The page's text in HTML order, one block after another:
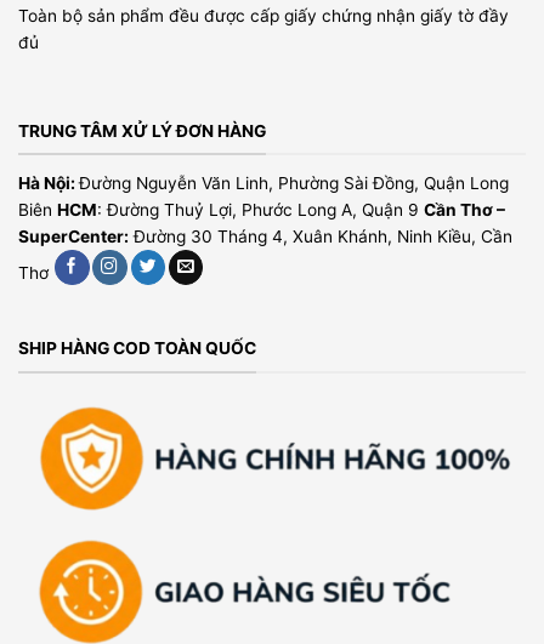
Toàn bộ sản phẩm đều được cấp giấy chứng nhận giấy tờ đầy
đủ
TRUNG TÂM XỬ LÝ ĐƠN HÀNG
Hà Nội:Đường Nguyễn Văn Linh, Phường Sài Đồng, Quận Long
Biên HCM: Đường Thuỷ Lợi, Phước Long A, Quận 9 Cần Thơ –
SuperCenter: Đường 30 Tháng 4, Xuân Khánh, Ninh Kiều, Cần
Thơ
SHIP HÀNG COD TOÀN QUỐC